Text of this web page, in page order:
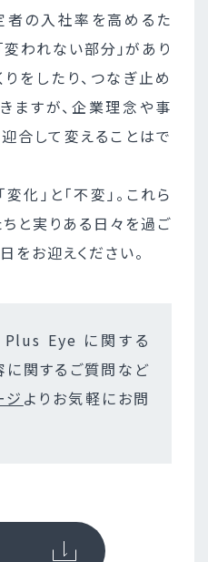
者の入社率を高めるた
変われない部分」があり
をしたり、つなぎ止め
ますが、企業理念や事
合して変えることはで
化」と「不変」。これら
と実りある日々を過ご
をお迎えください。
Eye に関する
に関するご質問など
ジ よりお気軽にお問